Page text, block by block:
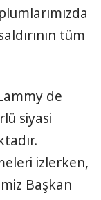
tüm
de
siyasi
izlerken,
Başkan